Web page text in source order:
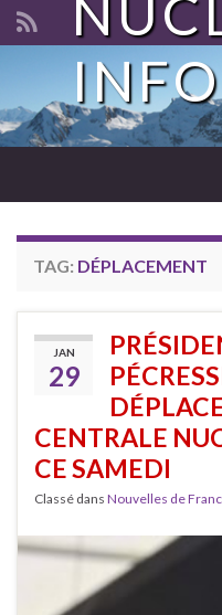
Search for:
TAG: DÉPLACEMENT
JAN
29
CENTRALE
CE SAMEDI
Classé dans Nouvelles de